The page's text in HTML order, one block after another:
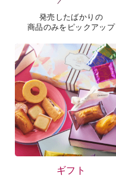
発売したばかりの
商品のみをピックアップ
ギフト